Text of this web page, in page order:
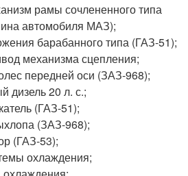
рамы сочлененного типа
автомобиля МАЗ);
барабанного типа (ГАЗ-51);
механизма сцепления;
передней оси (ЗАЗ-968);
дизель 20 л. с.;
(ГАЗ-51);
(ЗАЗ-968);
(ГАЗ-53);
охлаждения;